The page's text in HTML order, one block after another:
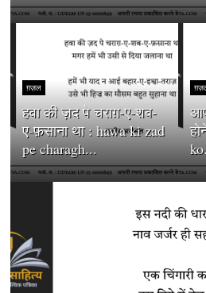
ग़ज़ल
हवा की ज़द पे चराग़-ए-शब-
ए-फ़साना था : hawa ki zad
pe charagh...